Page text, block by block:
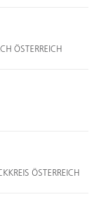
ÖSTERREICH
ÖSTERREICH